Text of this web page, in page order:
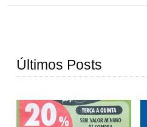
Últimos Posts